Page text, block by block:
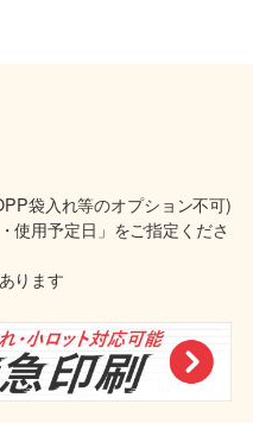
袋入れ等のオプション不可)
使用予定日」をご指定くださ
ります